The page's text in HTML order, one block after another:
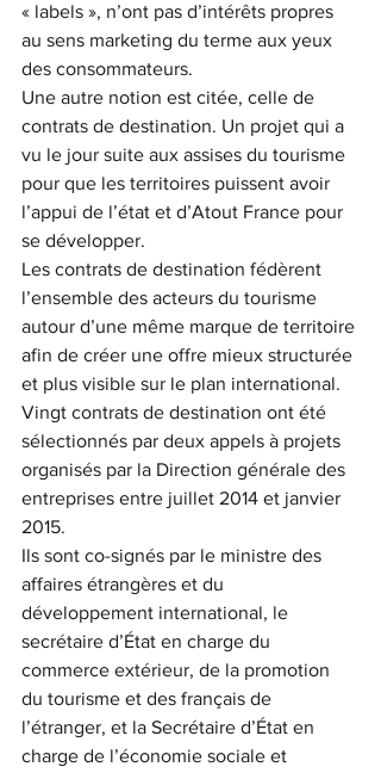
« labels », n’ont pas d’intérêts propres
au sens marketing du terme aux yeux
des consommateurs.
Une autre notion est citée, celle de
contrats de destination. Un projet qui a
vu le jour suite aux assises du tourisme
pour que les territoires puissent avoir
l’appui de l’état et d’Atout France pour
se développer.
Les contrats de destination fédèrent
l’ensemble des acteurs du tourisme
autour d’une même marque de territoire
afin de créer une offre mieux structurée
et plus visible sur le plan international.
Vingt contrats de destination ont été
sélectionnés par deux appels à projets
organisés par la Direction générale des
entreprises entre juillet 2014 et janvier
2015.
Ils sont co-signés par le ministre des
affaires étrangères et du
développement international, le
secrétaire d’État en charge du
commerce extérieur, de la promotion
du tourisme et des français de
l’étranger, et la Secrétaire d’État en
charge de l’économie sociale et